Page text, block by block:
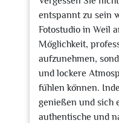
entspannt zu sein
Fotostudio in Weil
Möglichkeit,
aufzunehmen,
und lockere
fühlen können.
genießen und sich
authentische und